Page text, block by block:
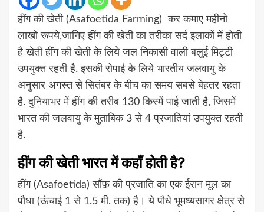
हींग की खेती (Asafoetida Farming) कर कमाए महीनो
लाखो रूपये,जानिए हींग की खेती का तरीका सर्द इलाकों में होती
है खेती हींग की खेती के लिये जल निकासी वाली बलुई मिट्टी
उपयुक्त रहती है. इसकी रोपाई के लिये भारतीय जलवायु के
अनुसार अगस्त से सितंबर के बीच का समय सबसे बेहतर रहता
है. दुनियाभर में हींग की तरीब 130 किस्में पाई जाती है, जिसमें
भारत की जलवायु के मुताबिक 3 से 4 प्रजातियां उपयुक्त रहती
है.
हींग की खेती भारत में कहाँ होती है?
हींग (Asafoetida) सौंफ़ की प्रजाति का एक ईरान मूल का
पौधा (ऊंचाई 1 से 1.5 मी. तक) है। ये पौधे भूमध्यसागर क्षेत्र से